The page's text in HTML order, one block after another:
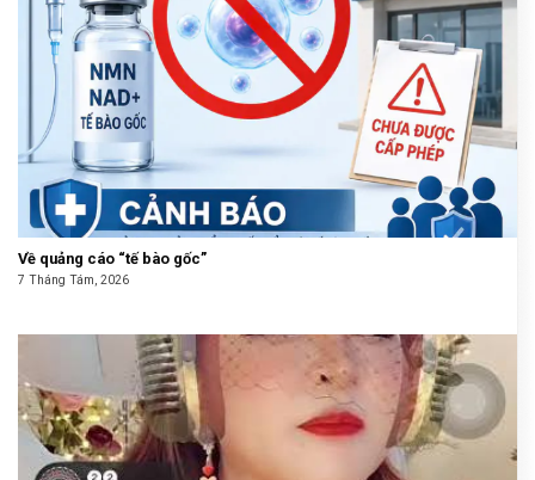
Về quảng cáo “tế bào gốc”
7 Tháng Tám, 2026